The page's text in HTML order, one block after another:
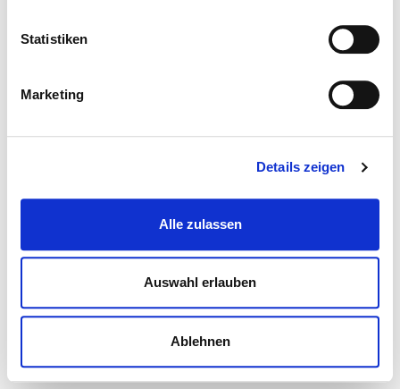
Statistiken
Marketing
Details zeigen
Alle zulassen
Auswahl erlauben
Ablehnen